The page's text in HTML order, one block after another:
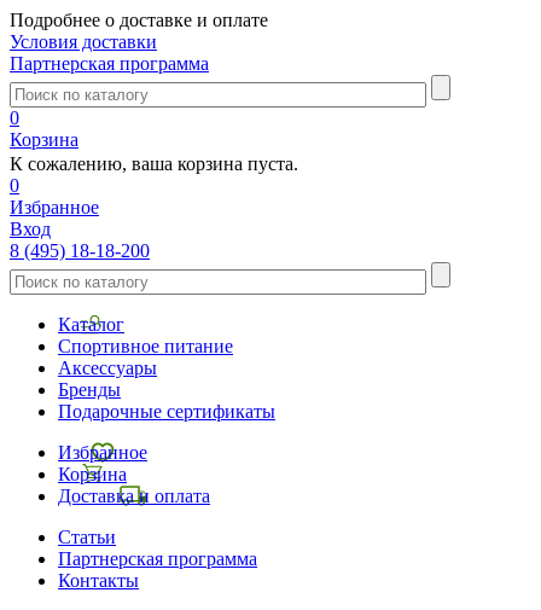
Подробнее о доставке и оплате
Условия доставки
Партнерская программа
0
Корзина
К сожалению, ваша корзина пуста.
0
Избранное
Вход
8 (495) 18-18-200
Каталог
Спортивное питание
Аксессуары
Бренды
Подарочные сертификаты
Избранное
Корзина
Доставка и оплата
Статьи
Партнерская программа
Контакты